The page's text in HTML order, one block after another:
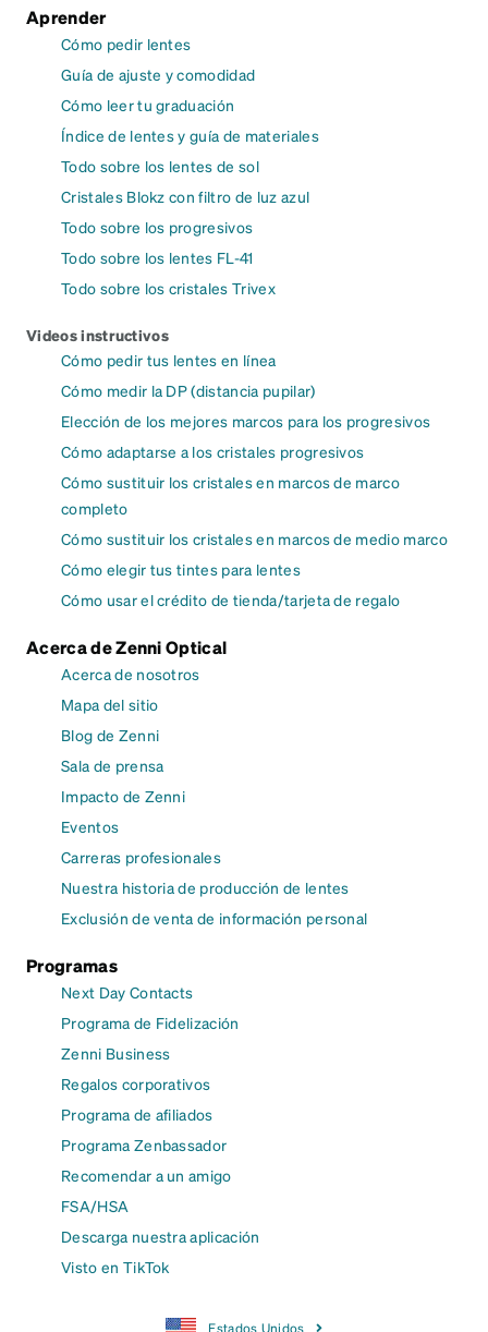
Aprender
Cómo pedir lentes
Guía de ajuste y comodidad
Cómo leer tu graduación
Índice de lentes y guía de materiales
Todo sobre los lentes de sol
Cristales Blokz con filtro de luz azul
Todo sobre los progresivos
Todo sobre los lentes FL-41
Todo sobre los cristales Trivex
Videos instructivos
Cómo pedir tus lentes en línea
Cómo medir la DP (distancia pupilar)
Elección de los mejores marcos para los progresivos
Cómo adaptarse a los cristales progresivos
Cómo sustituir los cristales en marcos de marco
completo
Cómo sustituir los cristales en marcos de medio marco
Cómo elegir tus tintes para lentes
Cómo usar el crédito de tienda/tarjeta de regalo
Acerca de Zenni Optical
Acerca de nosotros
Mapa del sitio
Blog de Zenni
Sala de prensa
Impacto de Zenni
Eventos
Carreras profesionales
Nuestra historia de producción de lentes
Exclusión de venta de información personal
Programas
Next Day Contacts
Programa de Fidelización
Zenni Business
Regalos corporativos
Programa de afiliados
Programa Zenbassador
Recomendar a un amigo
FSA/HSA
Descarga nuestra aplicación
Visto en TikTok
Estados Unidos